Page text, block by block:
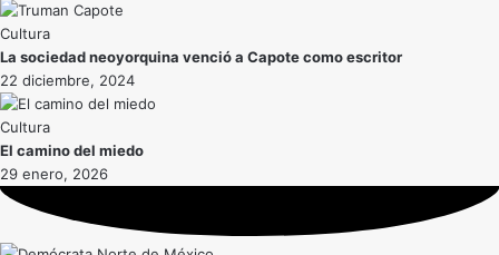
Cultura
La sociedad neoyorquina venció a Capote como escritor
22 diciembre, 2024
Cultura
El camino del miedo
29 enero, 2026